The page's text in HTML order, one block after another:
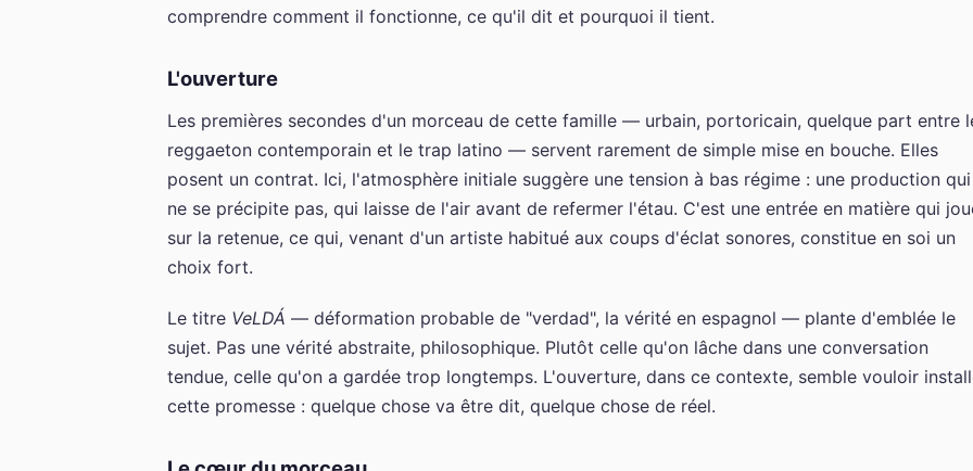
comprendre comment il fonctionne, ce qu'il dit et pourquoi il tient.
L'ouverture
Les premières secondes d'un morceau de cette famille — urbain, portoricain, quelque part entre
reggaeton contemporain et le trap latino — servent rarement de simple mise en bouche. Elles
posent un contrat. Ici, l'atmosphère initiale suggère une tension à bas régime : une production qui
ne se précipite pas, qui laisse de l'air avant de refermer l'étau. C'est une entrée en matière qui
sur la retenue, ce qui, venant d'un artiste habitué aux coups d'éclat sonores, constitue en soi un
choix fort.
Le titre VeLDÁ — déformation probable de "verdad", la vérité en espagnol — plante d'emblée le
sujet. Pas une vérité abstraite, philosophique. Plutôt celle qu'on lâche dans une conversation
tendue, celle qu'on a gardée trop longtemps. L'ouverture, dans ce contexte, semble vouloir
cette promesse : quelque chose va être dit, quelque chose de réel.